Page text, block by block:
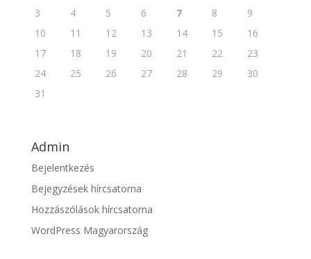
3
4 5 6 7 8
9
10
11 12 13 14 15
16
17
18 19 20 21 22
23
24
25 26 27 28 29
30
31
Admin
Bejelentkezés
Bejegyzések hírcsatorna
Hozzászólások hírcsatorna
WordPress Magyarország